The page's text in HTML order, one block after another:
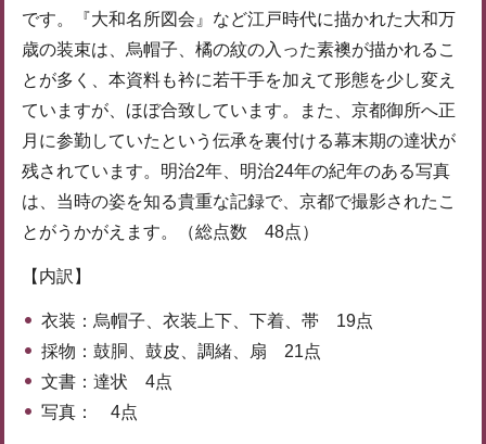
です。『大和名所図会』など江戸時代に描かれた大和万
歳の装束は、烏帽子、橘の紋の入った素襖が描かれるこ
とが多く、本資料も衿に若干手を加えて形態を少し変え
ていますが、ほぼ合致しています。また、京都御所へ正
月に参勤していたという伝承を裏付ける幕末期の達状が
残されています。明治2年、明治24年の紀年のある写真
は、当時の姿を知る貴重な記録で、京都で撮影されたこ
とがうかがえます。（総点数 48点）
【内訳】
衣装：烏帽子、衣装上下、下着、帯 19点
採物：鼓胴、鼓皮、調緒、扇 21点
文書：達状 4点
写真： 4点